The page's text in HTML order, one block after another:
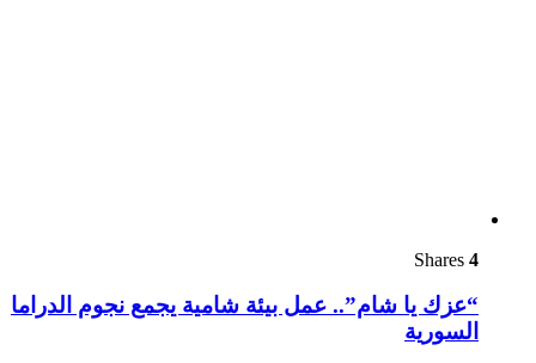
4
“عزك يا شام”.. عمل بيئة شامية يجمع نجوم الدراما
السورية